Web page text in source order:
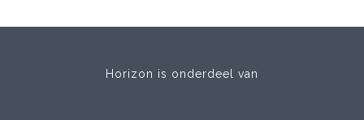
Horizon is onderdeel van